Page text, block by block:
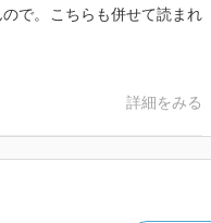
で。こちらも併せて読まれ
詳細をみる